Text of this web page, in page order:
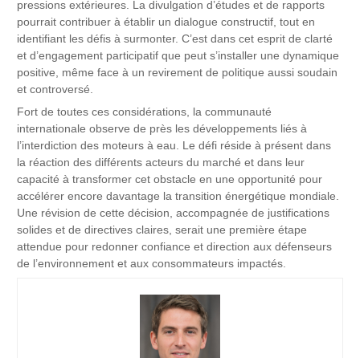
pressions extérieures. La divulgation d’études et de rapports
pourrait contribuer à établir un dialogue constructif, tout en
identifiant les défis à surmonter. C’est dans cet esprit de clarté
et d’engagement participatif que peut s’installer une dynamique
positive, même face à un revirement de politique aussi soudain
et controversé.
Fort de toutes ces considérations, la communauté
internationale observe de près les développements liés à
l’interdiction des moteurs à eau. Le défi réside à présent dans
la réaction des différents acteurs du marché et dans leur
capacité à transformer cet obstacle en une opportunité pour
accélérer encore davantage la transition énergétique mondiale.
Une révision de cette décision, accompagnée de justifications
solides et de directives claires, serait une première étape
attendue pour redonner confiance et direction aux défenseurs
de l’environnement et aux consommateurs impactés.